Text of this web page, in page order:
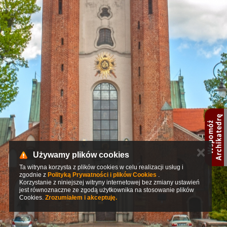
Używamy plików cookies
Ta witryna korzysta z plików cookies w celu realizacji usług i
zgodnie z Polityką Prywatności i plików Cookies .
Korzystanie z niniejszej witryny internetowej bez zmiany ustawień
jest równoznaczne ze zgodą użytkownika na stosowanie plików
Cookies. Zrozumiałem i akceptuję.
✕